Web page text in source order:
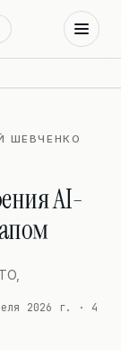
ШЕВЧЕНКО
AI-
2026 г.
· 4